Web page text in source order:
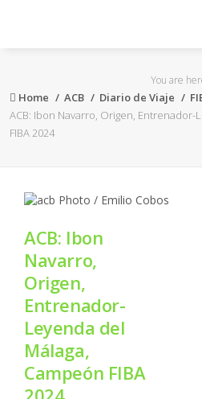
ACB
FEB
FIBA
OTROS
FORMACIÓN
NBA
You are
Home ACB Diario de Viaje
ACB: Ibon Navarro, Origen, Entrenador-
FIBA 2024
ACB: Ibon
Navarro,
Origen,
Entrenador-
Leyenda del
Málaga,
Campeón FIBA